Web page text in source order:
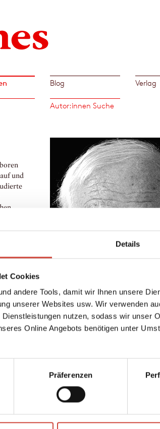
Details
Cookies
andere Tools, damit wir Ihnen unsere
unserer Websites usw. Wir verwenden
nutzen, sodass wir unser
Online Angebots benötigen unter
Präferenzen
Blog Verlag
Autor:innen Suche
und
›Pappa
im
in Mainz,